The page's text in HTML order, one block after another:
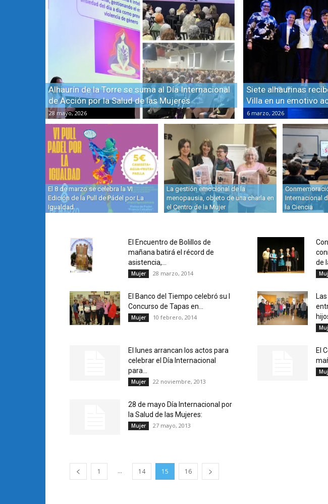
Alhaurín de la Torre se suma al Día Internacional
de Acción por la Salud de las Mujeres
28 mayo, 2026
Siete alhaurinas
Villa en un emotivo
6 marzo, 2026
El 8 de marzo se celebra la VI
Edición de la Pull de Pádel por La
Igualdad
La gestión emocional de la
menopausia, objeto de una charla en
el Centro de la Mujer
Internacional
la Ciencia
El Encuentro de Bolillos de
mañana batirá el récord de
asistencia,...
Mujer 28 marzo, 2014
de
El Banco del Tiempo celebró su I
Concurso de Tapas en...
Mujer 10 febrero, 2014
El lunes arrancan los actos para
celebrar el Día Internacional
para...
Mujer 22 noviembre, 2013
El
28 de mayo Día Internacional por
la Salud de las Mujeres:
Mujer 27 mayo, 2013
1 ... 14 15 16